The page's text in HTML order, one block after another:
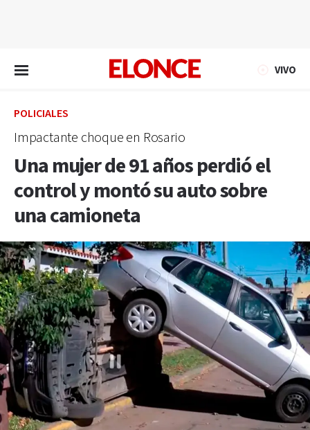
VIVO
POLICIALES
Impactante choque en Rosario
Una mujer de 91 años perdió el
control y montó su auto sobre
una camioneta